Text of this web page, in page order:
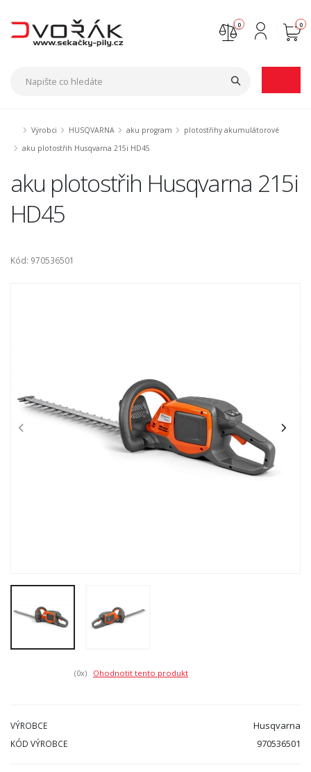
0
0
Výrobci HUSQVARNA aku program
plotostřihy akumulátorové
aku plotostřih Husqvarna 215i HD45
aku plotostřih Husqvarna 215i
HD45
Kód: 970536501
(0x) Ohodnotit tento produkt
VÝROBCE Husqvarna
KÓD VÝROBCE 970536501